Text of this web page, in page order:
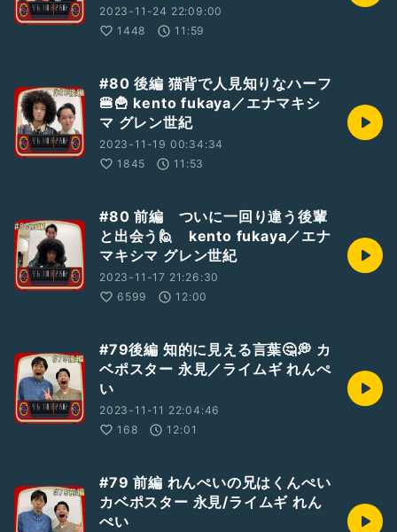
2023-11-24 22:09:00
1448
11:59
#80 後編 猫背で人見知りなハーフ
🍔🍟 kento fukaya／エナマキシ
マ グレン世紀
2023-11-19 00:34:34
1845
11:53
#80 前編 ついに一回り違う後輩
と出会う🙋 kento fukaya／エナ
マキシマ グレン世紀
2023-11-17 21:26:30
6599
12:00
#79後編 知的に見える言葉🤔💭 カ
ベポスター 永見／ライムギ れんぺ
い
2023-11-11 22:04:46
168
12:01
#79 前編 れんぺいの兄はくんぺい
カベポスター 永見/ライムギ れん
ぺい